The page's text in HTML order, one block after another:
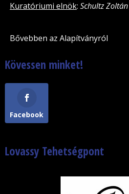
Kuratóriumi elnök: Schultz Zoltán
Bővebben az Alapítványról
Kövessen minket!
Facebook
Lovassy Tehetségpont